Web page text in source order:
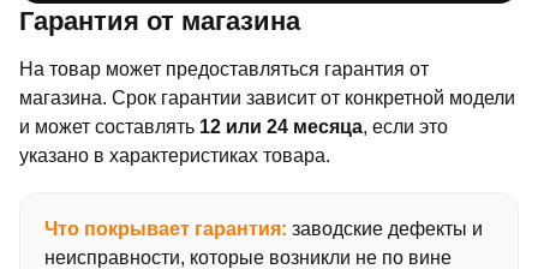
Гарантия от магазина
На товар может предоставляться гарантия от
магазина. Срок гарантии зависит от конкретной модели
и может составлять 12 или 24 месяца, если это
указано в характеристиках товара.
Что покрывает гарантия: заводские дефекты и
неисправности, которые возникли не по вине